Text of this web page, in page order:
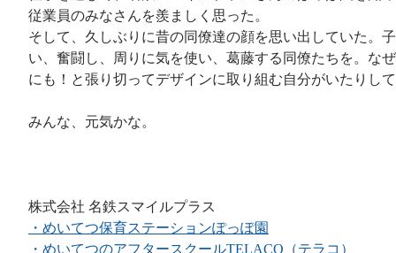
従業員のみなさんを羨ましく思った。
そして、久しぶりに昔の同僚達の顔を思い出していた。
い、奮闘し、周りに気を使い、葛藤する同僚たちを。な
にも！と張り切ってデザインに取り組む自分がいたりし
みんな、元気かな。
株式会社 名鉄スマイルプラス
・めいてつ保育ステーションぽっぽ園
・めいてつのアフタースクールTELACO（テラコ）